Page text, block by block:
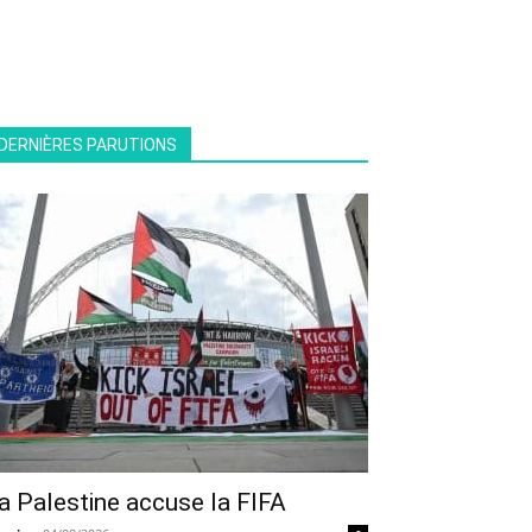
PARUTIONS
Palestine accuse la FIFA